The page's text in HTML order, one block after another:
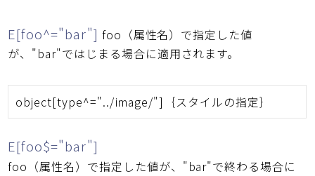
E[foo^="bar"] foo（属性名）で指定した値
が、"bar"ではじまる場合に適用されます。
object[type^="../image/"]｛スタイルの指定｝
E[foo$="bar"]
foo（属性名）で指定した値が、"bar"で終わる場合に